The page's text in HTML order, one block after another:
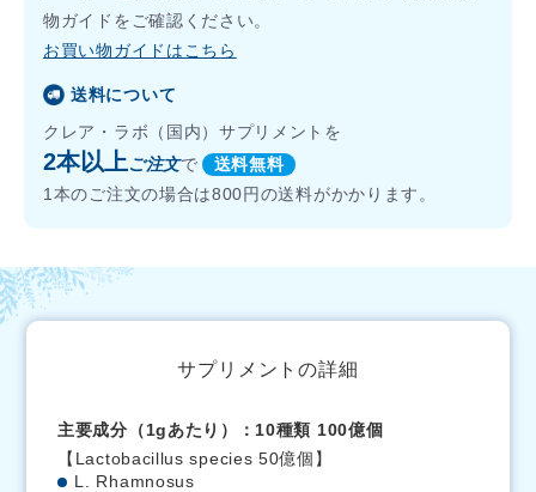
物ガイドをご確認ください。
お買い物ガイドはこちら
送料について
クレア・ラボ（国内）サプリメントを
2本以上ご注文で
送料無料
1本のご注文の場合は800円の送料がかかります。
サプリメントの詳細
主要成分（1gあたり）：10種類 100億個
【Lactobacillus species 50億個】
L. Rhamnosus